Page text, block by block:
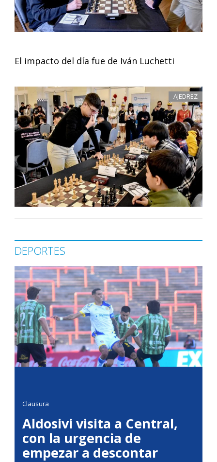
El impacto del día fue de Iván Luchetti
AJEDREZ
DEPORTES
Clausura
Aldosivi visita a Central,
con la urgencia de
empezar a descontar